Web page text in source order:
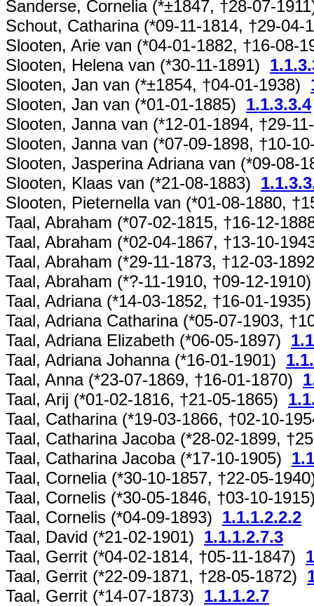
Sanderse, Cornelia (*±1847, †28-07-
Schout, Catharina (*09-11-1814, †29-
Slooten, Arie van (*04-01-1882, †16-08-
Slooten, Helena van (*30-11-1891)
Slooten, Jan van (*±1854, †04-01-1938)
Slooten, Jan van (*01-01-1885) 1.1.3.3.4
Slooten, Janna van (*12-01-1894, †29-
Slooten, Janna van (*07-09-1898, †10-
Slooten, Jasperina Adriana van (*09-08-
Slooten, Klaas van (*21-08-1883)
Slooten, Pieternella van (*01-08-1880,
Taal, Abraham (*07-02-1815, †16-12-
Taal, Abraham (*02-04-1867, †13-10-
Taal, Abraham (*29-11-1873, †12-03-
Taal, Abraham (*?-11-1910, †09-12-
Taal, Adriana (*14-03-1852, †16-01-
Taal, Adriana Catharina (*05-07-1903,
Taal, Adriana Elizabeth (*06-05-1897)
Taal, Adriana Johanna (*16-01-1901)
Taal, Anna (*23-07-1869, †16-01-1870)
Taal, Arij (*01-02-1816, †21-05-1865)
Taal, Catharina (*19-03-1866, †02-10-
Taal, Catharina Jacoba (*28-02-1899,
Taal, Catharina Jacoba (*17-10-1905)
Taal, Cornelia (*30-10-1857, †22-05-
Taal, Cornelis (*30-05-1846, †03-10-
Taal, Cornelis (*04-09-1893) 1.1.1.2.2.2
Taal, David (*21-02-1901) 1.1.1.2.7.3
Taal, Gerrit (*04-02-1814, †05-11-1847)
Taal, Gerrit (*22-09-1871, †28-05-1872)
Taal, Gerrit (*14-07-1873) 1.1.1.2.7